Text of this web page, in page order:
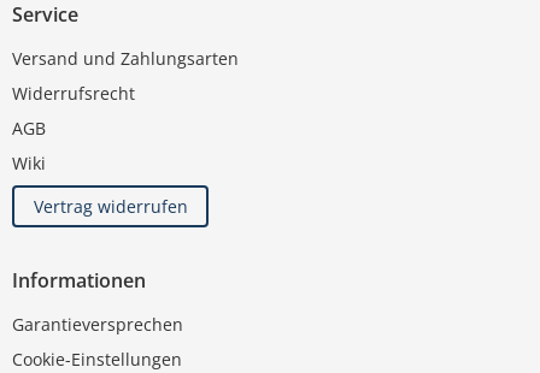
Service
Versand und Zahlungsarten
Widerrufsrecht
AGB
Wiki
Vertrag widerrufen
Informationen
Garantieversprechen
Cookie-Einstellungen